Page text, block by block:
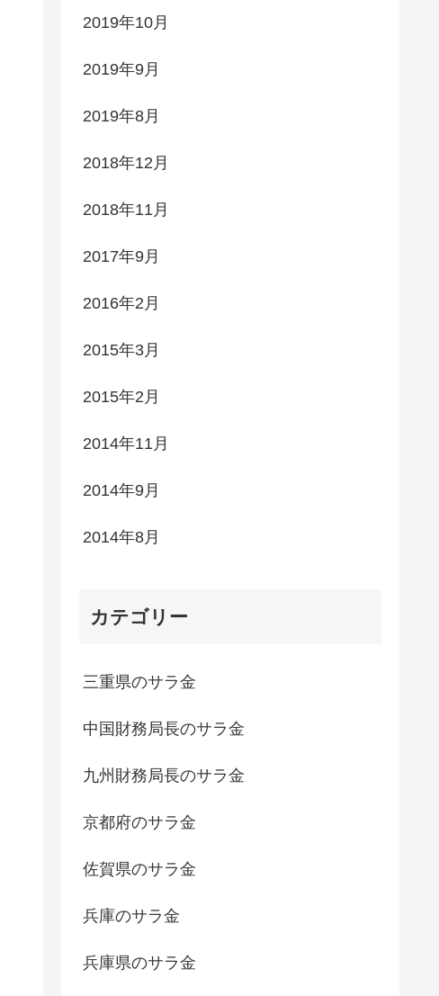
2019年10月
2019年9月
2019年8月
2018年12月
2018年11月
2017年9月
2016年2月
2015年3月
2015年2月
2014年11月
2014年9月
2014年8月
カテゴリー
三重県のサラ金
中国財務局長のサラ金
九州財務局長のサラ金
京都府のサラ金
佐賀県のサラ金
兵庫のサラ金
兵庫県のサラ金